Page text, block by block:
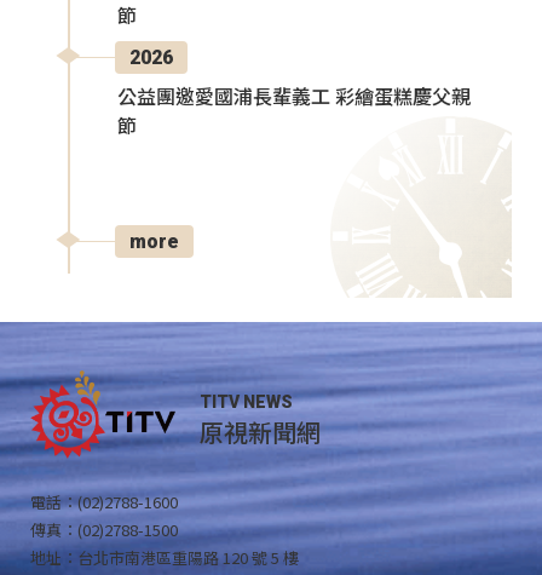
節
2026
公益團邀愛國浦長輩義工 彩繪蛋糕慶父親
節
more
TITV NEWS
原視新聞網
電話：(02)2788-1600
傳真：(02)2788-1500
地址：台北市南港區重陽路 120 號 5 樓